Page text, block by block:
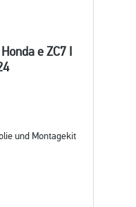
e ZC7 I
und Montagekit